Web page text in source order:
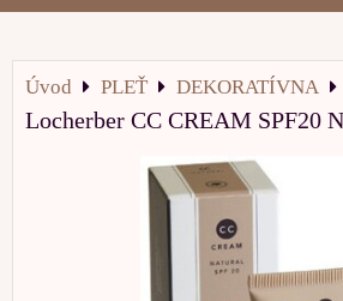
Úvod PLEŤ DEKORATÍVNA
Locherber CC CREAM SPF20